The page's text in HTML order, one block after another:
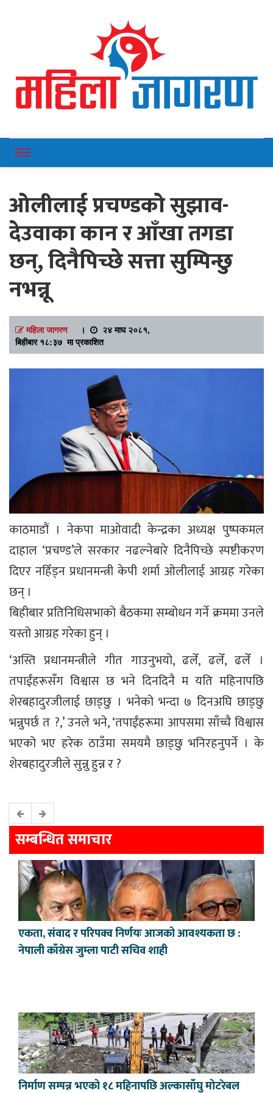
Mahilajagaran
ओलीलाई प्रचण्डको सुझाव-
देउवाका कान र आँखा तगडा
छन्, दिनैपिच्छे सत्ता सुम्पिन्छु
नभन्नू
महिला जागरण।
२४ माघ २०८१,
बिहीबार १८:३७ मा प्रकाशित
काठमाडौं । नेकपा माओवादी केन्द्रका अध्यक्ष पुष्पकमल
दाहाल ‘प्रचण्ड’ले सरकार नढल्नेबारे दिनैपिच्छे स्पष्टीकरण
दिएर नहिँड्न प्रधानमन्त्री केपी शर्मा ओलीलाई आग्रह गरेका
छन् ।
बिहीबार प्रतिनिधिसभाको बैठकमा सम्बोधन गर्ने क्रममा उनले
यस्तो आग्रह गरेका हुन् ।
‘अस्ति प्रधानमन्त्रीले गीत गाउनुभयो, ढलेँ, ढलेँ, ढलेँ ।
तपाईंहरूसँग विश्वास छ भने दिनदिनै म यति महिनापछि
शेरबहादुरजीलाई छाड्छु । भनेको भन्दा ७ दिनअघि छाड्छु
भन्नुपर्छ त ?,’ उनले भने, ‘तपाईंहरूमा आपसमा साँच्चै विश्वास
भएको भए हरेक ठाउँमा समयमै छाड्छु भनिरहनुपर्ने । के
शेरबहादुरजीले सुन्नु हुन्न र ?
सम्बन्धित समाचार
एकता, संवाद र परिपक्व निर्णयः आजको आवश्यकता छ :
नेपाली काँग्रेस जुम्ला पाटी सचिव शाही
निर्माण सम्पन्न भएको १८ महिनापछि अल्कासाँघु मोटरेबल